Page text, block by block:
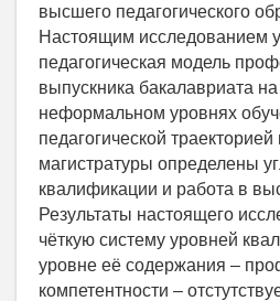
высшего педагогического
Настоящим исследованием
педагогическая модель
выпускника бакалавриата
неформальном уровнях
педагогической
магистратуры определены
квалификации и работа в
Результаты настоящего
чёткую систему уровней
уровне её содержания –
компетентности –